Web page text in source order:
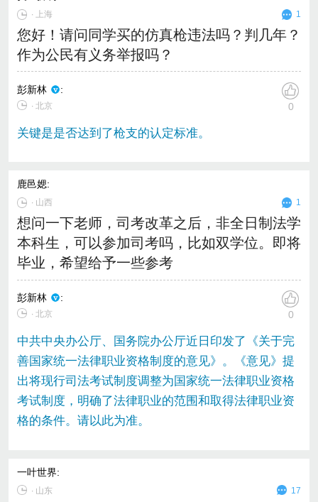
∙ 上海 1
您好！请问同学买的仿真枪违法吗？判几年？
作为公民有义务举报吗？
彭新林 :
∙ 北京 0
关键是是否达到了枪支的认定标准。
鹿邑媤:
∙ 山西 1
想问一下老师，司考改革之后，非全日制法学
本科生，可以参加司考吗，比如双学位。即将
毕业，希望给予一些参考
彭新林 :
∙ 北京 0
中共中央办公厅、国务院办公厅近日印发了《关于完
善国家统一法律职业资格制度的意见》。《意见》提
出将现行司法考试制度调整为国家统一法律职业资格
考试制度，明确了法律职业的范围和取得法律职业资
格的条件。请以此为准。
一叶世界:
∙ 山东 17